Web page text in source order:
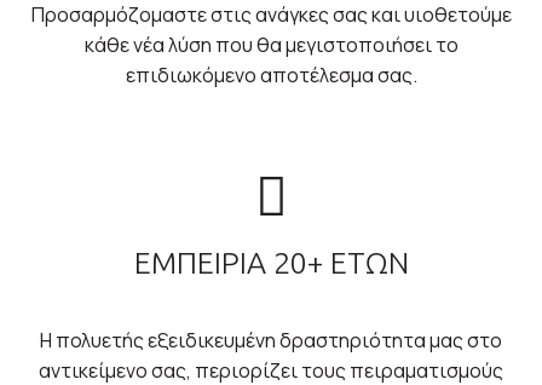
Προσαρμόζομαστε στις ανάγκες σας και υιοθετούμε
κάθε νέα λύση που θα μεγιστοποιήσει το
επιδιωκόμενο αποτέλεσμα σας.
ΕΜΠΕΙΡΙΑ 20+ ΕΤΩΝ
Η πολυετής εξειδικευμένη δραστηριότητα μας στο
αντικείμενο σας, περιορίζει τους πειραματισμούς